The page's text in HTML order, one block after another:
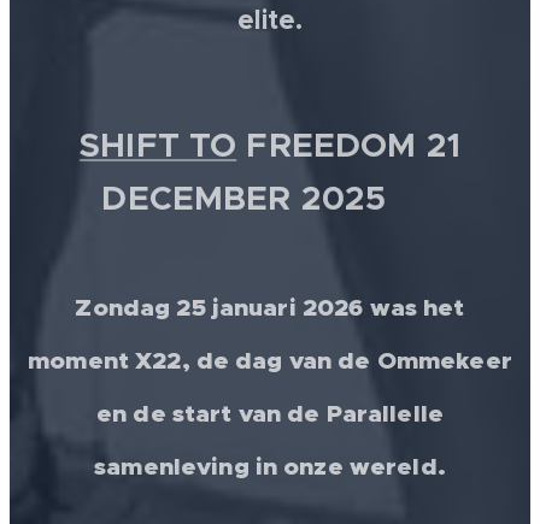
elite.
SHIFT TO FREEDOM 21
DECEMBER 2025 💫
Zondag 25 januari 2026 was het
moment X22, de dag van de Ommekeer
en de start van de Parallelle
samenleving in onze wereld.